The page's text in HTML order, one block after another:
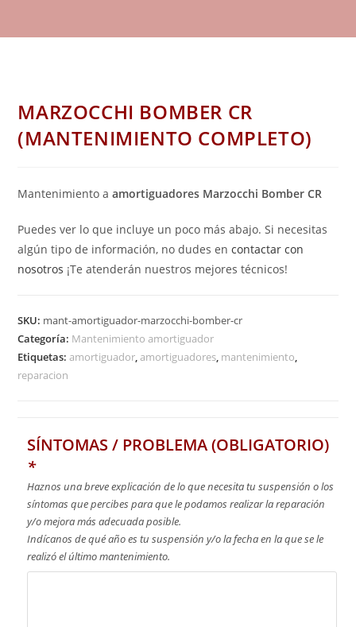
MARZOCCHI BOMBER CR
(MANTENIMIENTO COMPLETO)
Mantenimiento aamortiguadores Marzocchi Bomber CR
Puedes ver lo que incluye un poco más abajo. Si necesitas
algún tipo de información, no dudes encontactar con
nosotros ¡Te atenderán nuestros mejores técnicos!
SKU: mant-amortiguador-marzocchi-bomber-cr
Categoría: Mantenimiento amortiguador
Etiquetas:amortiguador,amortiguadores, mantenimiento,
reparacion
SÍNTOMAS / PROBLEMA (OBLIGATORIO)
*
Haznos una breve explicación de lo que necesita tu suspensión o los
síntomas que percibes para que le podamos realizar la reparación
y/o mejora más adecuada posible.
Indícanos de qué año es tu suspensión y/o la fecha en la que se le
realizó el último mantenimiento.